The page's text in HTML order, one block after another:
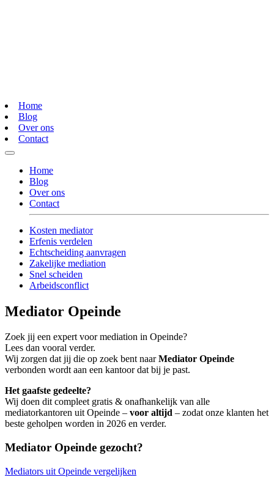
Home
Blog
Over ons
Contact
Home
Blog
Over ons
Contact
Kosten mediator
Erfenis verdelen
Echtscheiding aanvragen
Zakelijke mediation
Snel scheiden
Arbeidsconflict
Mediator Opeinde
Zoek jij een expert voor mediation in Opeinde?
Lees dan vooral verder.
Wij zorgen dat jij die op zoek bent naarMediator Opeinde
verbonden wordt aan een kantoor dat bij je past.
Het gaafste gedeelte?
Wij doen dit compleet gratis & onafhankelijk van alle
mediatorkantoren uit Opeinde – voor altijd – zodat onze klanten het
beste geholpen worden in 2026 en verder.
Mediator Opeinde gezocht?
Mediators uit Opeinde vergelijken